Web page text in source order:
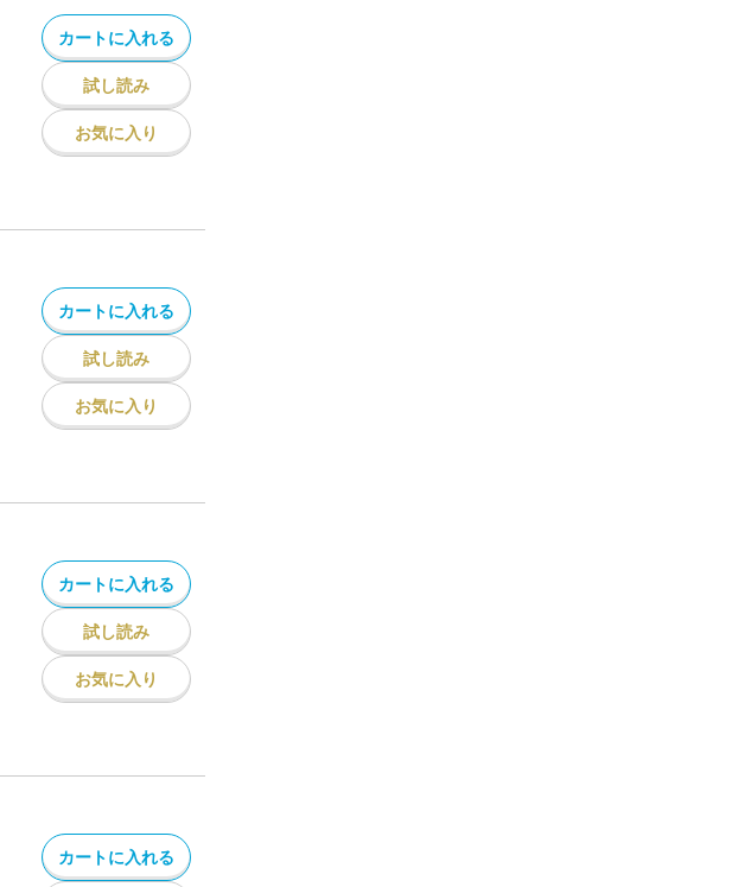
カートに入れる
試し読み
お気に入り
カートに入れる
試し読み
お気に入り
カートに入れる
試し読み
お気に入り
カートに入れる